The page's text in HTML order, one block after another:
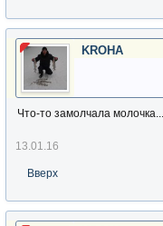
KROHA
Что-то замолчала
13.01.16
Вверх